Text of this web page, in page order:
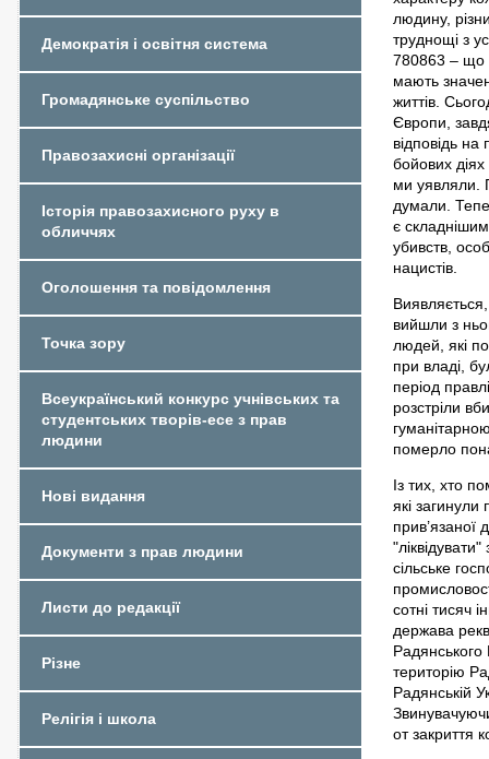
людину,
труднощі з
780863 – що
мають
життів.
Європи,
відповідь
бойових діях
ми уявляли.
думали.
є
убивств,
нацистів.
вийшли з
людей, які
при владі,
період
розстріли
померло
Із тих, хто
які
прив’язаної
сільське
сотні тисяч
держава
територію
Радянській
от закриття
Демократія і освітня система
Громадянське суспільство
Правозахисні організації
Історія правозахисного руху в
обличчях
Оголошення та повідомлення
Точка зору
Всеукраїнський конкурс учнівських та
студентських творів-есе з прав
людини
Нові видання
Документи з прав людини
Листи до редакції
Різне
Релігія і школа